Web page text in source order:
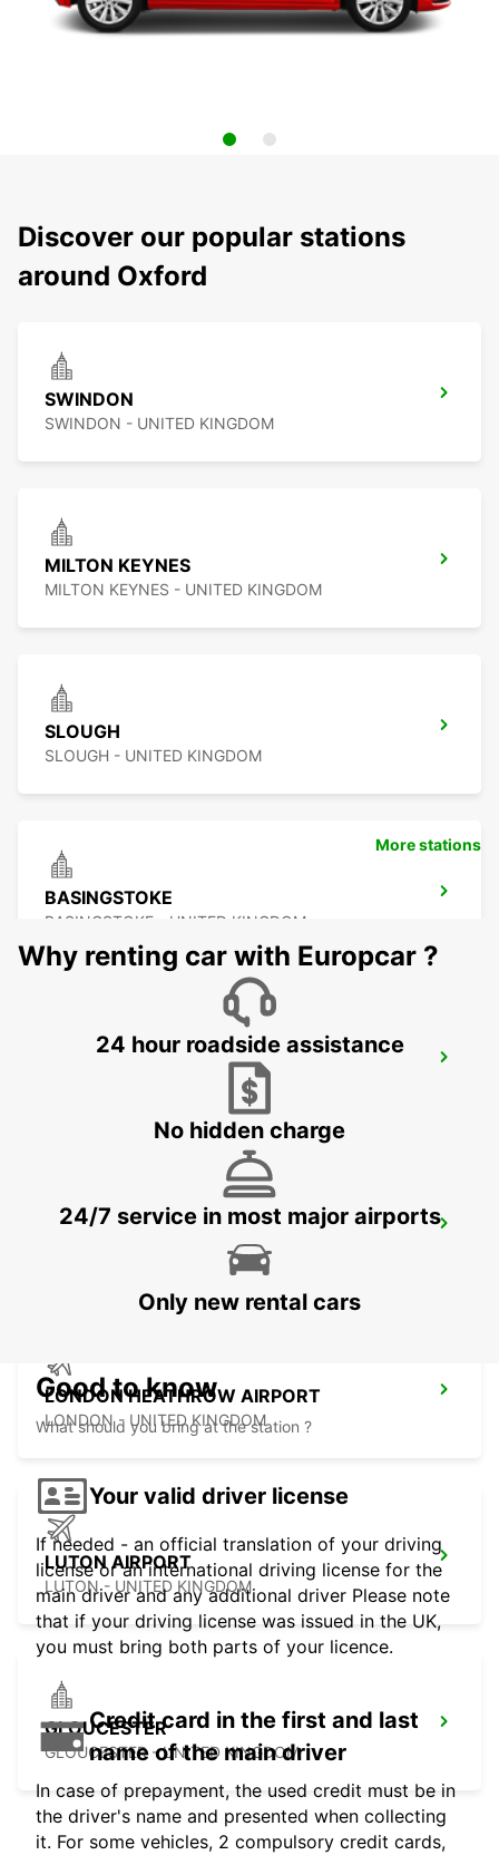
Discover our popular stations
around Oxford
SWINDON
SWINDON - UNITED KINGDOM
MILTON KEYNES
MILTON KEYNES - UNITED KINGDOM
SLOUGH
SLOUGH - UNITED KINGDOM
BASINGSTOKE
BASINGSTOKE - UNITED KINGDOM
NORTHAMPTON - UNITED KINGDOM
WATFORD
WATFORD - UNITED KINGDOM
LONDON HEATHROW AIRPORT
LONDON - UNITED KINGDOM
LUTON AIRPORT
LUTON - UNITED KINGDOM
GLOUCESTER
GLOUCESTER - UNITED KINGDOM
More stations
Why renting car with Europcar ?
24 hour roadside assistance
No hidden charge
24/7 service in most major airports
Only new rental cars
Good to know
What should you bring at the station ?
Your valid driver license
If needed - an official translation of your driving
license or an international driving license for the
main driver and any additional driver Please note
that if your driving license was issued in the UK,
you must bring both parts of your licence.
Credit card in the first and last
name of the main driver
In case of prepayment, the used credit must be in
the driver's name and presented when collecting
it. For some vehicles, 2 compulsory credit cards,